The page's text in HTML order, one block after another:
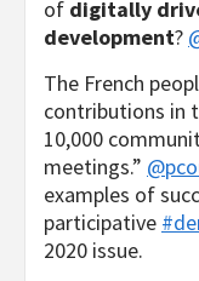
of digitally
development?
The French
contributions in
10,000
meetings.”
examples of
participative
2020 issue.